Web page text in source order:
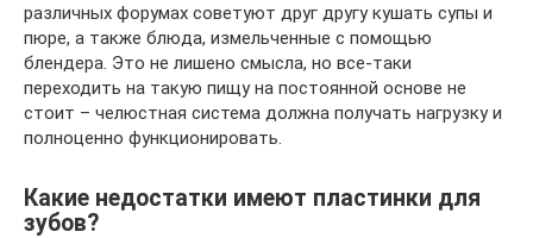
различных форумах советуют друг другу кушать супы и
пюре, а также блюда, измельченные с помощью
блендера. Это не лишено смысла, но все-таки
переходить на такую пищу на постоянной основе не
стоит – челюстная система должна получать нагрузку и
полноценно функционировать.
Какие недостатки имеют пластинки для
зубов?